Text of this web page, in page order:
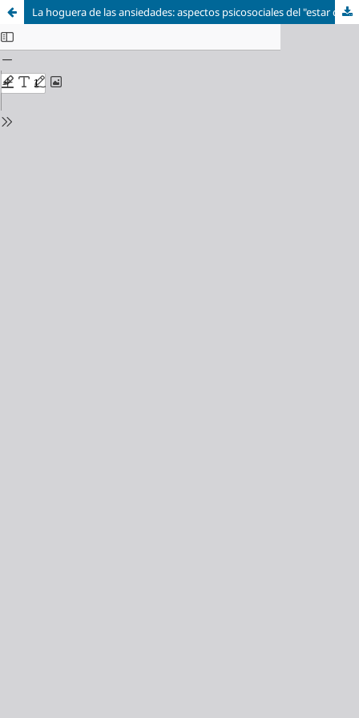
La hoguera de las ansiedades: aspectos psicosociales del "estar quemado"